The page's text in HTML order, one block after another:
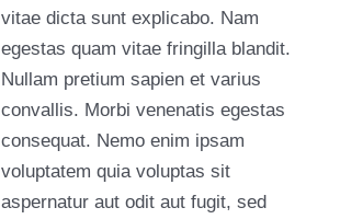
vitae dicta sunt explicabo. Nam
egestas quam vitae fringilla blandit.
Nullam pretium sapien et varius
convallis. Morbi venenatis egestas
consequat. Nemo enim ipsam
voluptatem quia voluptas sit
aspernatur aut odit aut fugit, sed